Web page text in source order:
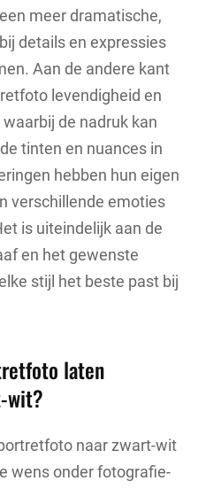
meer dramatische,
details en expressies
Aan de andere kant
levendigheid en
de nadruk kan
tinten en nuances in
hebben hun eigen
verschillende emoties
is uiteindelijk aan de
en het gewenste
stijl het beste past bij
laten
wit?
naar zwart-wit
wens onder fotografie-